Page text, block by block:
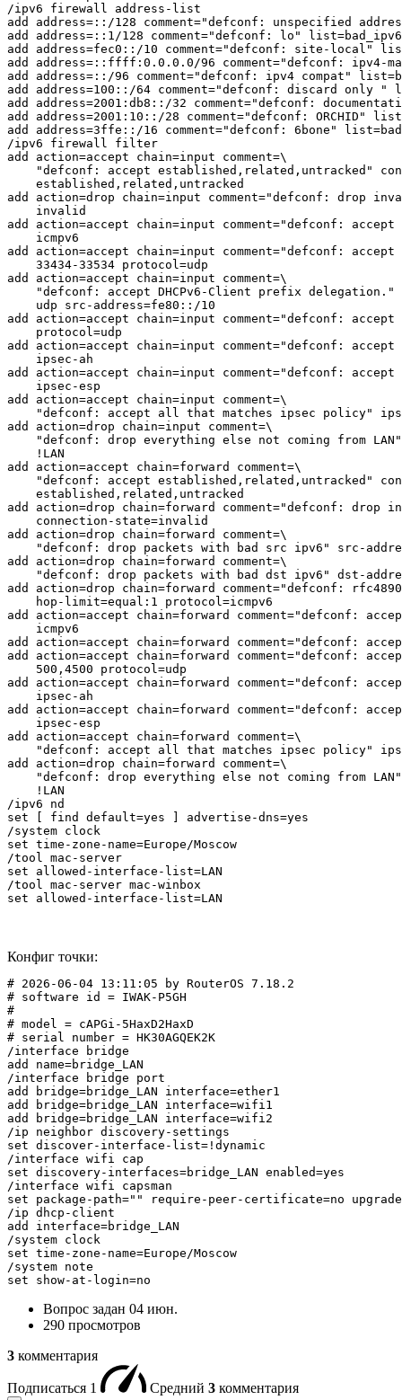
/ipv6 firewall address-list
add address=::/128 comment="defconf: unspecified
add address=::1/128 comment="defconf: lo" list=bad_ipv6
add address=fec0::/10 comment="defconf: site-local"
add address=::ffff:0.0.0.0/96 comment="defconf: ipv4-
add address=::/96 comment="defconf: ipv4 compat"
add address=100::/64 comment="defconf: discard only "
add address=2001:db8::/32 comment="defconf:
add address=2001:10::/28 comment="defconf: ORCHID"
add address=3ffe::/16 comment="defconf: 6bone"
/ipv6 firewall filter
add action=accept chain=input comment=\
"defconf: accept established,related,untracked"
    established,related,untracked
add action=drop chain=input comment="defconf: drop
    invalid
add action=accept chain=input comment="defconf: accept
    icmpv6
add action=accept chain=input comment="defconf:
    33434-33534 protocol=udp
add action=accept chain=input comment=\
"defconf: accept DHCPv6-Client prefix delegation."
    udp src-address=fe80::/10
add action=accept chain=input comment="defconf:
    protocol=udp
add action=accept chain=input comment="defconf:
    ipsec-ah
add action=accept chain=input comment="defconf:
    ipsec-esp
add action=accept chain=input comment=\
"defconf: accept all that matches ipsec policy"
add action=drop chain=input comment=\
"defconf: drop everything else not coming from
    !LAN
add action=accept chain=forward comment=\
"defconf: accept established,related,untracked"
    established,related,untracked
add action=drop chain=forward comment="defconf: drop
    connection-state=invalid
add action=drop chain=forward comment=\
"defconf: drop packets with bad src ipv6" src-
add action=drop chain=forward comment=\
"defconf: drop packets with bad dst ipv6" dst-
add action=drop chain=forward comment="defconf:
    hop-limit=equal:1 protocol=icmpv6
add action=accept chain=forward comment="defconf:
    icmpv6
add action=accept chain=forward comment="defconf:
add action=accept chain=forward comment="defconf:
    500,4500 protocol=udp
add action=accept chain=forward comment="defconf:
    ipsec-ah
add action=accept chain=forward comment="defconf:
    ipsec-esp
add action=accept chain=forward comment=\
"defconf: accept all that matches ipsec policy"
add action=drop chain=forward comment=\
"defconf: drop everything else not coming from
    !LAN
/ipv6 nd
set [ find default=yes ] advertise-dns=yes
/system clock
set time-zone-name=Europe/Moscow
/tool mac-server
set allowed-interface-list=LAN
/tool mac-server mac-winbox
set allowed-interface-list=LAN
Конфиг точки:
# 2026-06-04 13:11:05 by RouterOS 7.18.2
# software id = IWAK-P5GH
#
# model = cAPGi-5HaxD2HaxD
# serial number = HK30AGQEK2K
/interface bridge
add name=bridge_LAN
/interface bridge port
add bridge=bridge_LAN interface=ether1
add bridge=bridge_LAN interface=wifi1
add bridge=bridge_LAN interface=wifi2
/ip neighbor discovery-settings
set discover-interface-list=!dynamic
/interface wifi cap
set discovery-interfaces=bridge_LAN enabled=yes
/interface wifi capsman
set package-path="" require-peer-certificate=no
/ip dhcp-client
add interface=bridge_LAN
/system clock
set time-zone-name=Europe/Moscow
/system note
set show-at-login=no
Вопрос задан 04 июн.
290 просмотров
3 комментария
Подписаться 1 Средний 3 комментария